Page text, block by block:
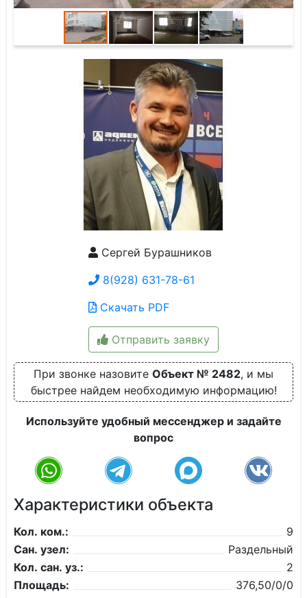
Сергей Бурашников
8(928) 631-78-61
Скачать PDF
Отправить заявку
При звонке назовите Объект № 2482, и мы
быстрее найдем необходимую информацию!
Используйте удобный мессенджер и задайте
вопрос
Характеристики объекта
Кол. ком.:
9
Сан. узел:
Раздельный
Кол. сан. уз.:
2
Площадь:
376,50/0/0